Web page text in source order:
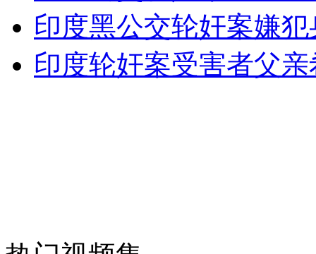
外交部：有关国家言论片面不公正
印度黑公交轮奸案嫌
印度轮奸案受害者父